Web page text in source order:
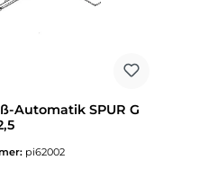
Automatik SPUR G
pi62002